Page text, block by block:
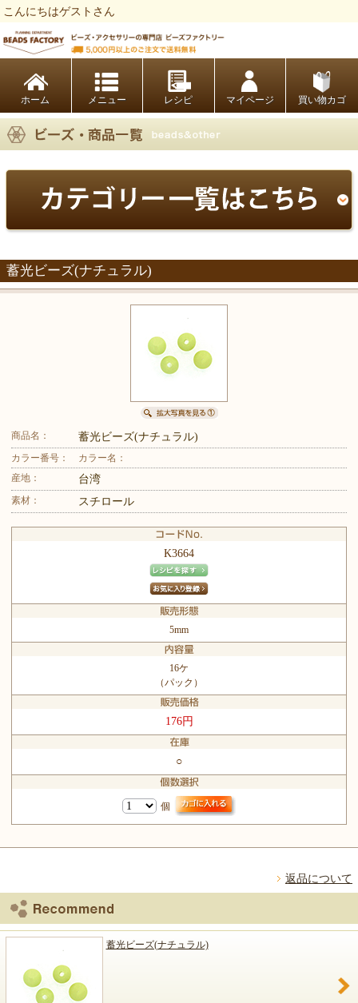
こんにちはゲストさん
ホーム レシピ マイページ 買い物カゴ
蓄光ビーズ(ナチュラル)
商品名： 蓄光ビーズ(ナチュラル)
カラー番号：
カラー名：
産地：
台湾
素材： スチロール
K3664
5mm
16ケ
（パック）
176円
○
個
返品について
蓄光ビーズ(ナチュラル)